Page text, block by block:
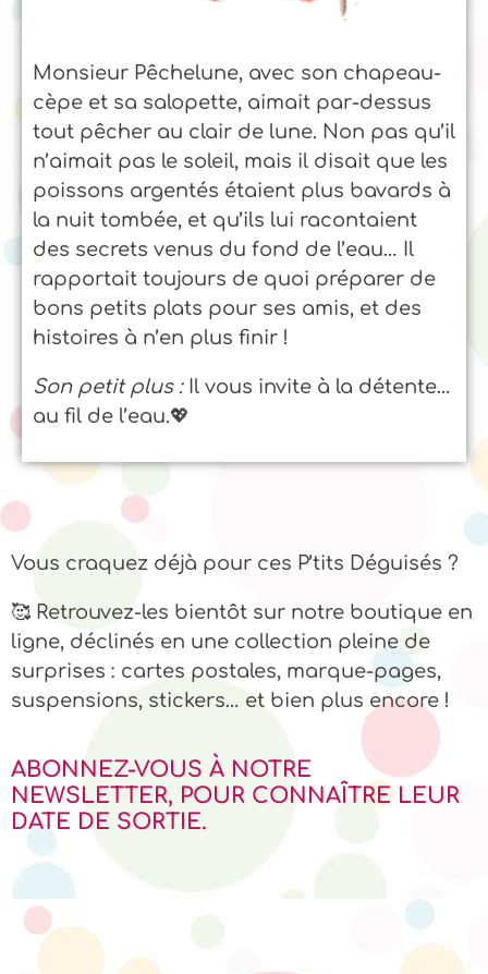
Monsieur Pêchelune, avec son chapeau-
cèpe et sa salopette, aimait par-dessus
tout pêcher au clair de lune. Non pas qu’il
n’aimait pas le soleil, mais il disait que les
poissons argentés étaient plus bavards à
la nuit tombée, et qu’ils lui racontaient
des secrets venus du fond de l’eau… Il
rapportait toujours de quoi préparer de
bons petits plats pour ses amis, et des
histoires à n’en plus finir !
Son petit plus :Il vous invite à la détente…
au fil de l’eau.💖
Vous craquez déjà pour ces P’tits Déguisés ?
🥰 Retrouvez-les bientôt sur notre boutique en
ligne, déclinés en une collection pleine de
surprises : cartes postales, marque-pages,
suspensions, stickers… et bien plus encore !
ABONNEZ-VOUS À NOTRE
NEWSLETTER, POUR CONNAÎTRE LEUR
DATE DE SORTIE.